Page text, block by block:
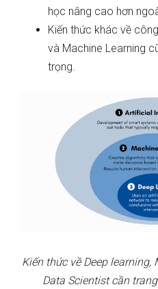
học nâng cao hơn
Kiến thức khác về
và Machine Learning
trọng.
Kiến thức về Deep
Data Scientist cần